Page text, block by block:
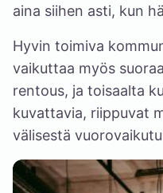
aina siihen asti, kun
Hyvin toimiva
vaikuttaa myös
rentous, ja toisaalta
kuvattavia, riippuvat
välisestä